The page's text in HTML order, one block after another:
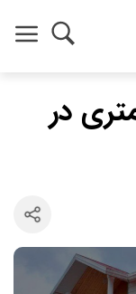
ویلا باغ ۷۰۰ متری در